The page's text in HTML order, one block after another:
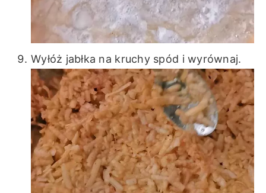
Wyłóż jabłka na kruchy spód i wyrównaj.